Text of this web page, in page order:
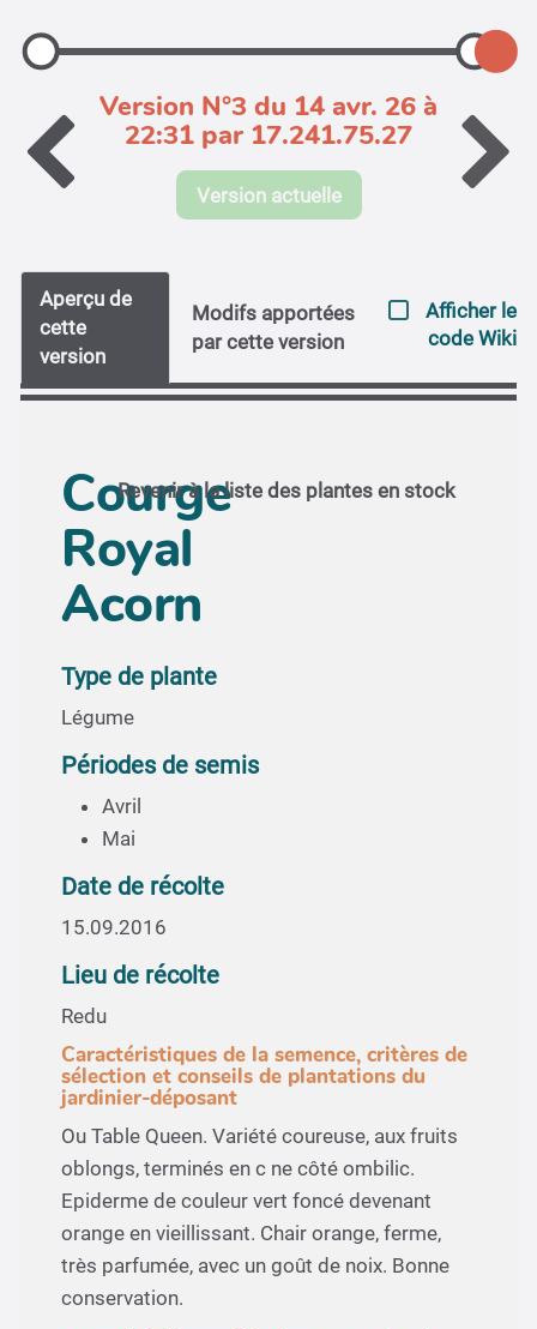
Version N°3 du 14 avr. 26 à
22:31 par 17.241.75.27
Version actuelle
Aperçu de
cette
version
Modifs apportées
par cette version
Afficher le
code Wiki
Revenir à la liste des plantes en stock
Courge
Royal
Acorn
Type de plante
Légume
Périodes de semis
Avril
Mai
Date de récolte
15.09.2016
Lieu de récolte
Redu
Caractéristiques de la semence, critères de
sélection et conseils de plantations du
jardinier-déposant
Ou Table Queen. Variété coureuse, aux fruits
oblongs, terminés en c ne côté ombilic.
Epiderme de couleur vert foncé devenant
orange en vieillissant. Chair orange, ferme,
très parfumée, avec un goût de noix. Bonne
conservation.